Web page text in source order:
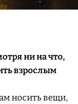
ни на что,
взрослым
носить вещи,